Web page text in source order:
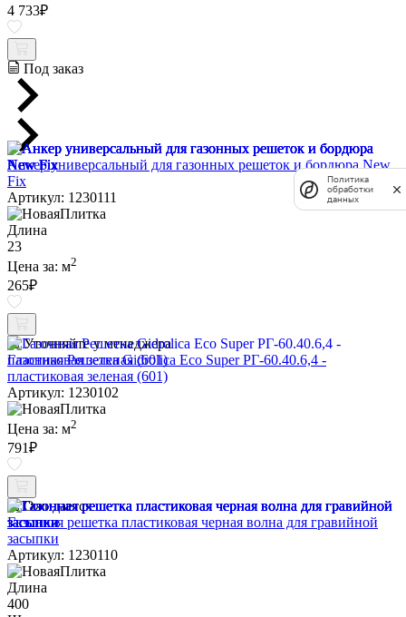
4 733₽
Под заказ
Анкер универсальный для газонных решеток и бордюра New
Fix
Артикул: 1230111
Длина
23
Цена за: м2
265₽
Уточняйте у менеджера
Газонная Решетка Gidrolica Eco Super РГ-60.40.6,4 -
пластиковая зеленая (601)
Артикул: 1230102
Цена за: м2
791₽
Ожидается
Газонная решетка пластиковая черная волна для гравийной
засыпки
Артикул: 1230110
Длина
400
Политика
обработки
данных